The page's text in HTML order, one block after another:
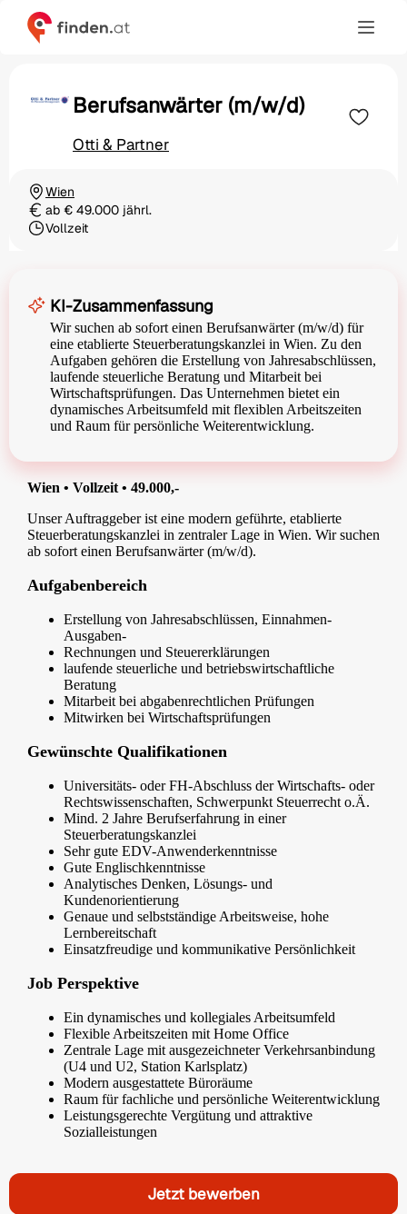
Berufsanwärter (m/w/d)
Otti & Partner
Ortschaft
Wien
Gehaltab € 49.000 jährl.
Beschäftigungsart
Vollzeit
KI-Zusammenfassung
Wir suchen ab sofort einen Berufsanwärter (m/w/d) für
eine etablierte Steuerberatungskanzlei in Wien. Zu den
Aufgaben gehören die Erstellung von Jahresabschlüssen,
laufende steuerliche Beratung und Mitarbeit bei
Wirtschaftsprüfungen. Das Unternehmen bietet ein
dynamisches Arbeitsumfeld mit flexiblen Arbeitszeiten
und Raum für persönliche Weiterentwicklung.
Wien • Vollzeit • 49.000,-
Unser Auftraggeber ist eine modern geführte, etablierte
Steuerberatungskanzlei in zentraler Lage in Wien. Wir suchen
ab sofort einen Berufsanwärter (m/w/d).
Aufgabenbereich
Erstellung von Jahresabschlüssen, Einnahmen-
Ausgaben-
Rechnungen und Steuererklärungen
laufende steuerliche und betriebswirtschaftliche
Beratung
Mitarbeit bei abgabenrechtlichen Prüfungen
Mitwirken bei Wirtschaftsprüfungen
Gewünschte Qualifikationen
Universitäts- oder FH-Abschluss der Wirtschafts- oder
Rechtswissenschaften, Schwerpunkt Steuerrecht o.Ä.
Mind. 2 Jahre Berufserfahrung in einer
Steuerberatungskanzlei
Sehr gute EDV-Anwenderkenntnisse
Gute Englischkenntnisse
Analytisches Denken, Lösungs- und
Kundenorientierung
Genaue und selbstständige Arbeitsweise, hohe
Lernbereitschaft
Einsatzfreudige und kommunikative Persönlichkeit
Job Perspektive
Ein dynamisches und kollegiales Arbeitsumfeld
Flexible Arbeitszeiten mit Home Office
Zentrale Lage mit ausgezeichneter Verkehrsanbindung
(U4 und U2, Station Karlsplatz)
Modern ausgestattete Büroräume
Raum für fachliche und persönliche Weiterentwicklung
Leistungsgerechte Vergütung und attraktive
Sozialleistungen
Jetzt bewerben